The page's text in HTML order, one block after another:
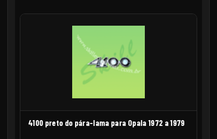
4100 preto do pára-lama para Opala 1972 a 1979